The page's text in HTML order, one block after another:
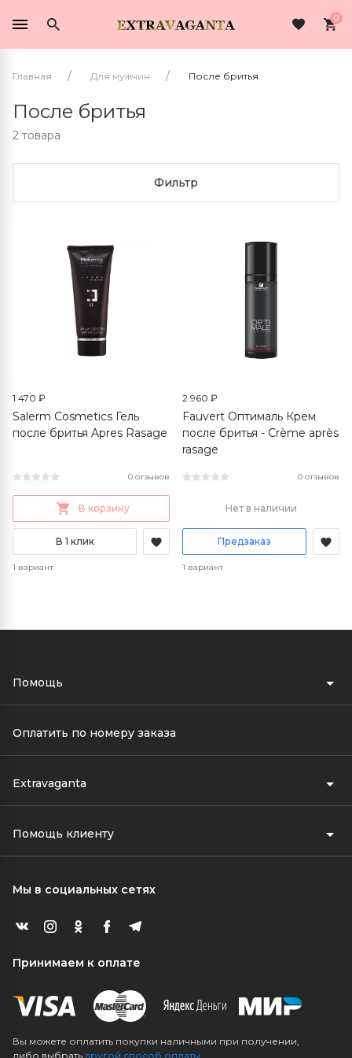
0
Главная Для мужчин После бритья
После бритья
2 товара
Фильтр
1 470 ₽
Salerm Cosmetics Гель
после бритья Apres Rasage
0 отзывов
В корзину
В 1 клик
1 вариант
2 960 ₽
Fauvert Оптималь Крем
после бритья - Crème après
rasage
0 отзывов
Нет в наличии
Предзаказ
1 вариант
Помощь
Оплатить по номеру заказа
Extravaganta
Помощь клиенту
Мы в социальных сетях
Принимаем к оплате
Вы можете оплатить покупки наличными при получении,
либо выбрать другой способ оплаты